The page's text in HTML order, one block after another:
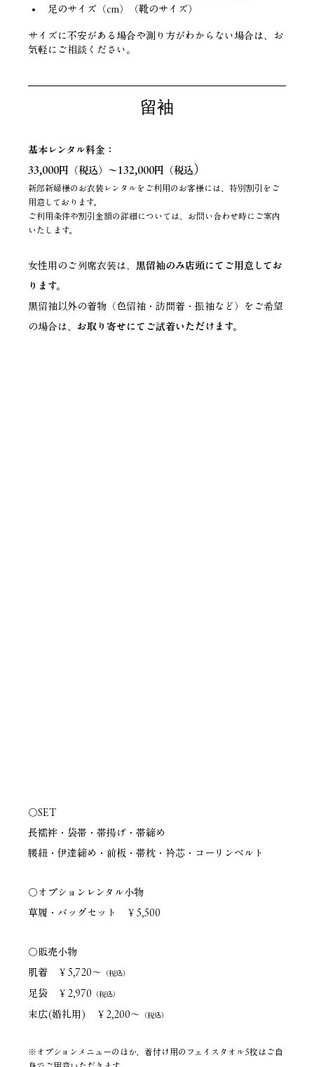
足のサイズ（cm）（靴のサイズ）
サイズに不安がある場合や測り方がわからない場合は、お
気軽にご相談ください。
留袖
基本レンタル料金：
33,000円（税込）～132,000円（税込 ）
新郎新婦様のお衣装レンタルをご利用のお客様には、特別割引をご
用意しております。
ご利用条件や割引金額の詳細については、お問い合わせ時にご案内
いたします。
女性用のご列席衣装は、黒留袖のみ店頭にてご用意してお
ります。
黒留袖以外の着物（色留袖・訪問着・振袖など）をご希望
の場合は、 お取り寄せにてご試着いただけます。
〇SET
長襦袢・袋帯・帯揚げ・帯締め
腰紐・伊達締め・前板・帯枕・衿芯・コーリンベルト
〇オプションレンタル小物
草履・バッグセット　￥5,500
〇販売小物
肌着　￥5,720～ （税込）
足袋　￥2,970 （税込）
末広(婚礼用)　￥2,200～ （税込）
※オプションメニューのほか、着付け用のフェイスタオル5枚はご自